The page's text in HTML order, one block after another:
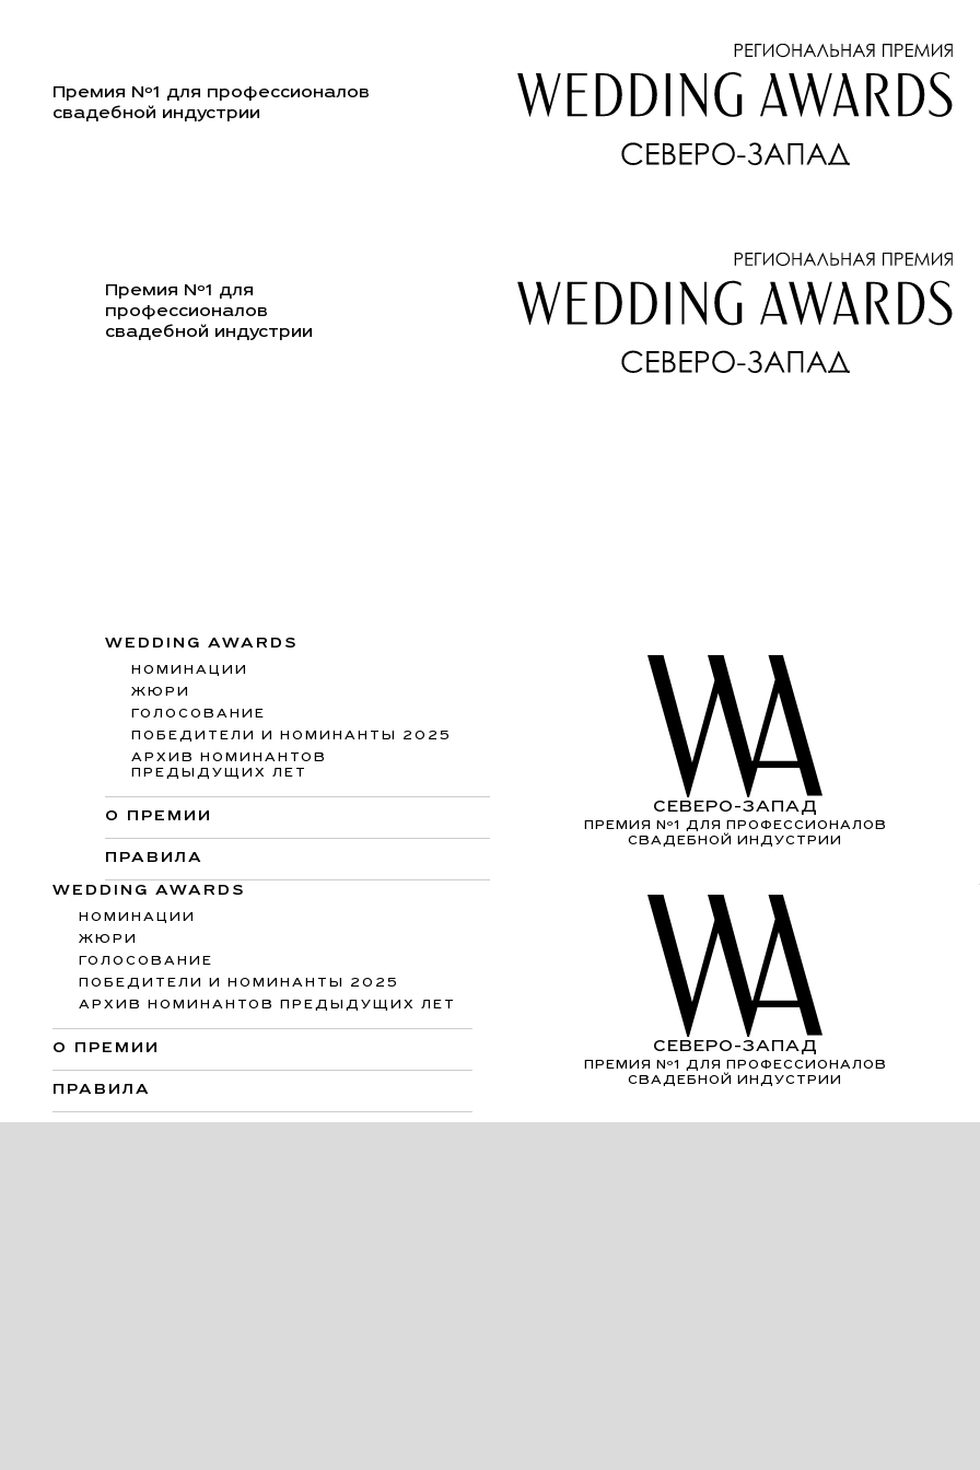
Премия Nº1 для профессионалов
свадебной индустрии
Премия Nº1 для
профессионалов
свадебной индустрии
WEDDING AWARDS
НОМИНАЦИИ
ЖЮРИ
ГОЛОСОВАНИЕ
ПОБЕДИТЕЛИ И НОМИНАНТЫ 2025
АРХИВ НОМИНАНТОВ
ПРЕДЫДУЩИХ ЛЕТ
О ПРЕМИИ
ПРАВИЛА
СЕВЕРО-ЗАПАД
ПРЕМИЯ Nº1 ДЛЯ ПРОФЕССИОНАЛОВ
СВАДЕБНОЙ ИНДУСТРИИ
WEDDING AWARDS
НОМИНАЦИИ
ЖЮРИ
ГОЛОСОВАНИЕ
ПОБЕДИТЕЛИ И НОМИНАНТЫ 2025
АРХИВ НОМИНАНТОВ ПРЕДЫДУЩИХ ЛЕТ
О ПРЕМИИ
ПРАВИЛА
СЕВЕРО-ЗАПАД
ПРЕМИЯ Nº1 ДЛЯ ПРОФЕССИОНАЛОВ
СВАДЕБНОЙ ИНДУСТРИИ